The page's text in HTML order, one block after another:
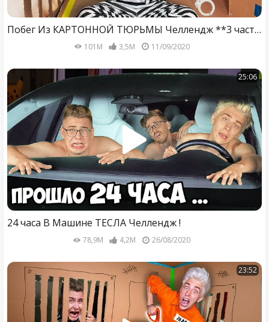
Побег Из КАРТОННОЙ ТЮРЬМЫ Челлендж **3 часть**
101M 3,5M 11/09/2020
25:06
24 часа В Машине ТЕСЛА Челлендж !
78,9M 4,2M 26/08/2020
23:52